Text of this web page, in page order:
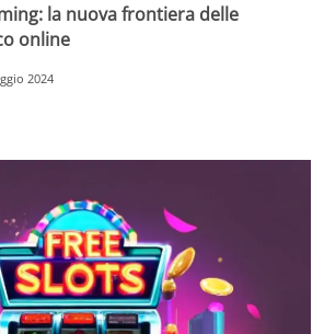
la nuova frontiera delle
online
2024